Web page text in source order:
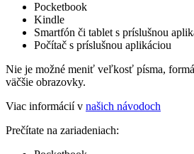
Pocketbook
Kindle
Smartfón či tablet s príslušnou
Počítač s príslušnou aplikáciou
Nie je možné meniť veľkosť písma,
väčšie obrazovky.
Viac informácií v našich návodoch
Prečítate na zariadeniach: